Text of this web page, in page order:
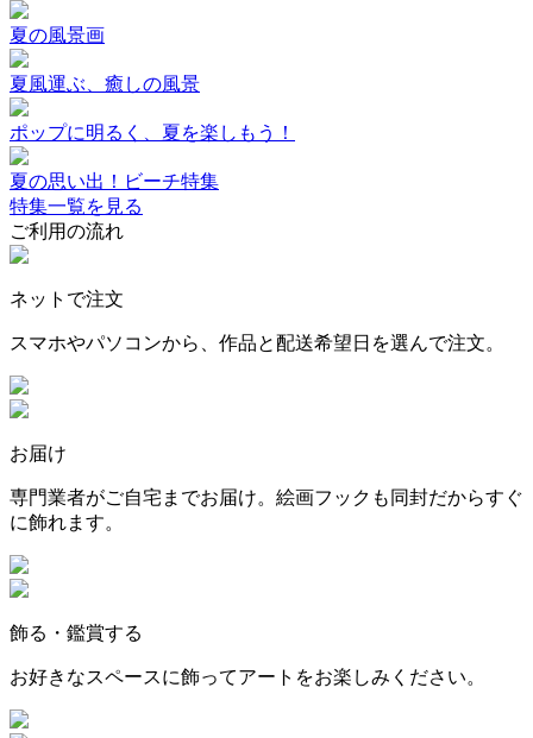
夏の風景画
夏風運ぶ、癒しの風景
ポップに明るく、夏を楽しもう！
夏の思い出！ビーチ特集
特集一覧を見る
ご利用の流れ
ネットで注文
スマホやパソコンから、作品と配送希望日を選んで注文。
お届け
専門業者がご自宅までお届け。絵画フックも同封だからすぐ
に飾れます。
飾る・鑑賞する
お好きなスペースに飾ってアートをお楽しみください。